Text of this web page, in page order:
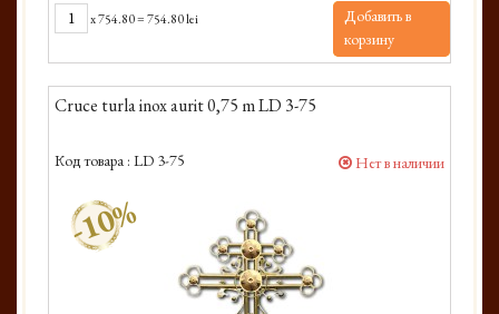
x754.80=754.80 lei
Добавить в
корзину
Cruce turla inox aurit 0,75 m LD 3-75
Код товара : LD 3-75 Нет в наличии
-10%